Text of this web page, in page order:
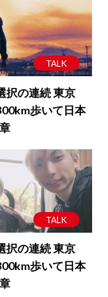
TALK
択の連続 東京
歩いて日本
TALK
択の連続 東京
歩いて日本